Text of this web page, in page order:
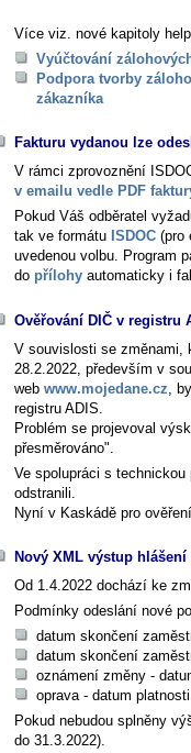
Více viz. nové kapitoly
Vyúčtování
Podpora tvorby
zákazníka
Fakturu vydanou lze
V rámci zprovoznění
v emailu vedle PDF
Pokud Váš odběratel
tak ve formátu ISDOC (pro
uvedenou volbu. Program
do přílohy automaticky i
Ověřování DIČ v registru
V souvislosti se změnami,
28.2.2022, především v
web www.mojedane.cz ,
registru ADIS.
Problém se projevoval
přesměrováno".
Ve spolupráci s
odstranili.
Nyní v Kaskádě pro
Nový XML výstup
Od 1.4.2022 dochází ke
Podmínky odeslání nové
datum skončení
datum skončení
oznámení změny -
oprava - datum
Pokud nebudou splněny
do 31.3.2022).